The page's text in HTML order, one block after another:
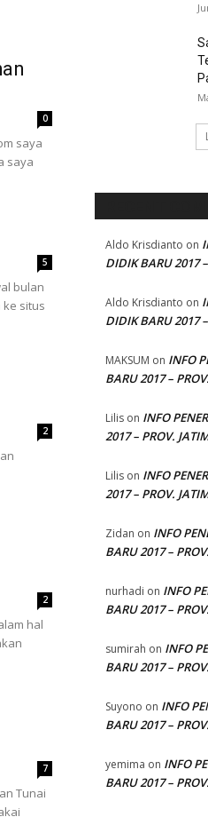
0
saya
saya
5
bulan
ke situs
2
2
hal
7
Tunai
Aldo Krisdianto on
DIDIK BARU 2017
Aldo Krisdianto on
DIDIK BARU 2017
MAKSUM on INFO
BARU 2017 –
Lilis on INFO
2017 – PROV.
Lilis on INFO
2017 – PROV.
Zidan on INFO
BARU 2017 –
nurhadi on INFO
BARU 2017 –
sumirah on INFO
BARU 2017 –
Suyono on INFO
BARU 2017 –
yemima on INFO
BARU 2017 –